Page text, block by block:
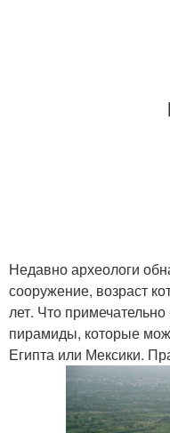
Недавно археологи
сооружение, возраст
лет. Что
пирамиды, которые
Египта или Мексики.